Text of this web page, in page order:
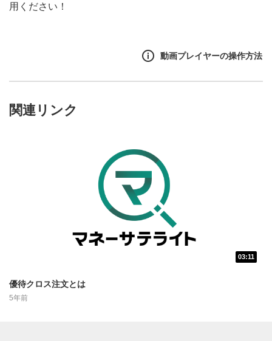
用ください！
動画プレイヤーの操作方法
関連リンク
03:11
優待クロス注文とは
5年前